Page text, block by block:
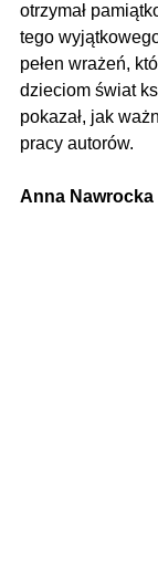
otrzymał
tego
pełen wrażeń,
dzieciom świat
pokazał, jak
pracy autorów.
Anna Nawrocka